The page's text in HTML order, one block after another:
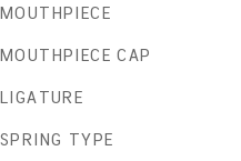
MOUTHPIECE
MOUTHPIECE CAP
LIGATURE
SPRING TYPE